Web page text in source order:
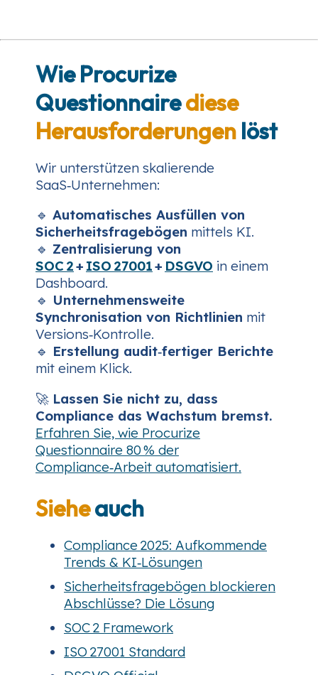
Wie Procurize
Questionnairediese
Herausforderungen löst
Wir unterstützen skalierende
SaaS‑Unternehmen:
🔹 Automatisches Ausfüllen von
Sicherheitsfragebögen mittels KI.
🔹 Zentralisierung von
SOC 2+ ISO 27001+ DSGVO in einem
Dashboard.
🔹 Unternehmensweite
Synchronisation von Richtlinien mit
Versions‑Kontrolle.
🔹 Erstellung audit‑fertiger Berichte
mit einem Klick.
🚀 Lassen Sie nicht zu, dass
Compliance das Wachstum bremst.
Erfahren Sie, wie Procurize
Questionnaire 80 % der
Compliance‑Arbeit automatisiert.
Sieheauch
Compliance 2025: Aufkommende
Trends & KI‑Lösungen
Sicherheitsfragebögen blockieren
Abschlüsse? Die Lösung
SOC 2 Framework
ISO 27001 Standard